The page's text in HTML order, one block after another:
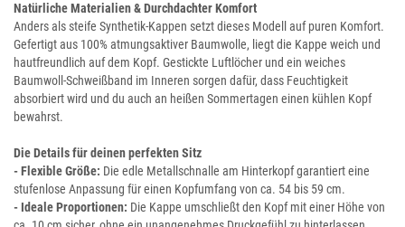
Natürliche Materialien & Durchdachter Komfort
Anders als steife Synthetik-Kappen setzt dieses Modell auf puren Komfort.
Gefertigt aus 100% atmungsaktiver Baumwolle, liegt die Kappe weich und
hautfreundlich auf dem Kopf. Gestickte Luftlöcher und ein weiches
Baumwoll-Schweißband im Inneren sorgen dafür, dass Feuchtigkeit
absorbiert wird und du auch an heißen Sommertagen einen kühlen Kopf
bewahrst.
Die Details für deinen perfekten Sitz
- Flexible Größe: Die edle Metallschnalle am Hinterkopf garantiert eine
stufenlose Anpassung für einen Kopfumfang von ca. 54 bis 59 cm.
- Ideale Proportionen: Die Kappe umschließt den Kopf mit einer Höhe von